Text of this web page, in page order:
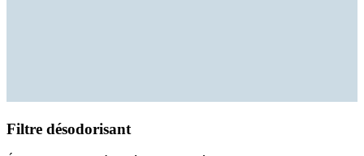
Filtre désodorisant